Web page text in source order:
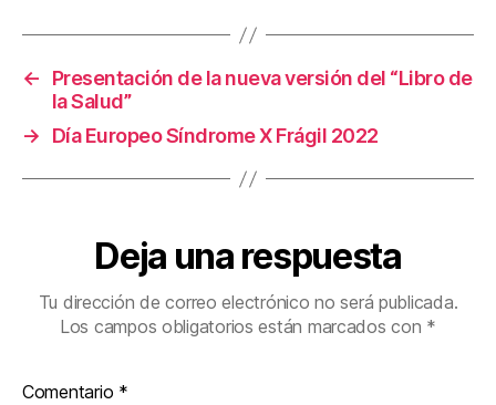
←
Presentación de la nueva versión del “Libro de
la Salud”
→
Día Europeo Síndrome X Frágil 2022
Deja una respuesta
Tu dirección de correo electrónico no será publicada.
Los campos obligatorios están marcados con *
Comentario *